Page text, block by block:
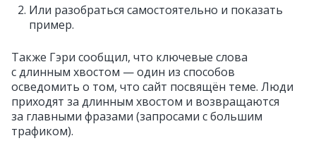
Или разобраться самостоятельно и показать
пример.
Также Гэри сообщил, что ключевые слова
с длинным хвостом — один из способов
осведомить о том, что сайт посвящён теме. Люди
приходят за длинным хвостом и возвращаются
за главными фразами (запросами с большим
трафиком).